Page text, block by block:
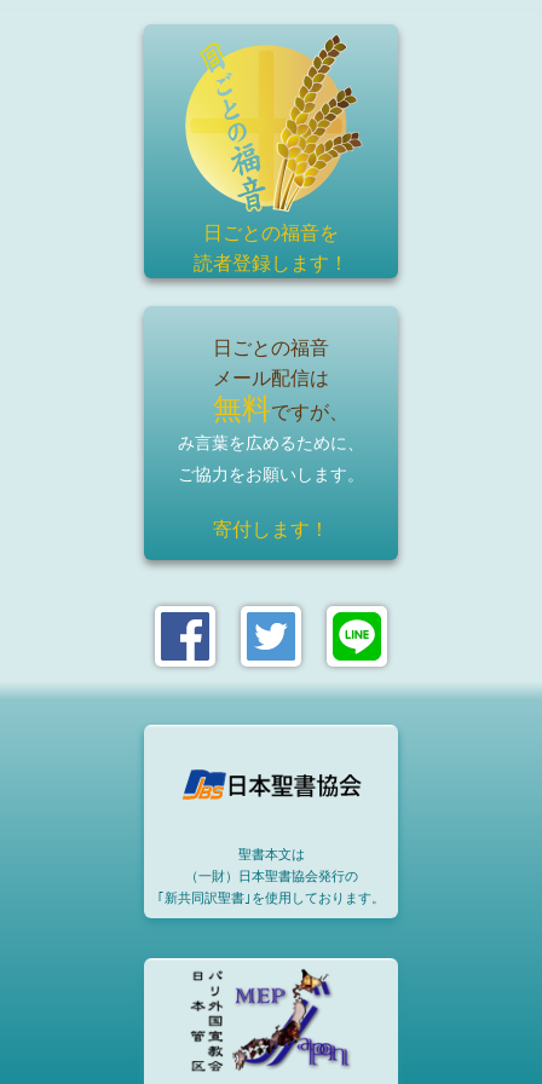
日ごとの福音を
読者登録します！
日ごとの福音
メール配信は
無料ですが、
み言葉を広めるために、
ご協力をお願いします。
寄付します！
聖書本文は
（一財）日本聖書協会発行の
｢新共同訳聖書｣を使用しております。